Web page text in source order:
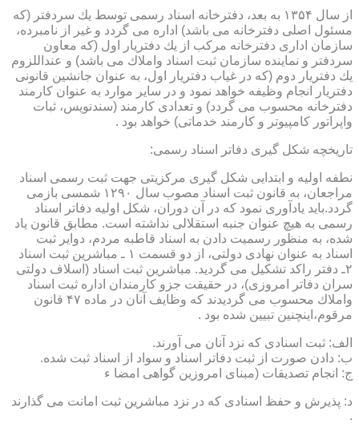
از سال ۱۳۵۴ به بعد، دفترخانه اسناد رسمی توسط یك سردفتر (كه
مسئول اصلی دفترخانه می باشد) اداره می گردد و غیر از نامبرده،
سازمان اداری دفترخانه مركب از یك دفتریار اول (كه معاون
سردفتر و نماینده سازمان ثبت اسناد واملاك می باشد) و عنداللزوم
یك دفتریار دوم (كه در غیاب دفتریار اول، به عنوان جانشین قانونی
دفتریار انجام وظیفه خواهد نمود و در سایر موارد به عنوان كارمند
دفترخانه محسوب می گردد) و تعدادی كارمند (سندنویس، ثبات
واپراتور كامپیوتر و كارمند خدماتی) خواهد بود .
تاریخچه شكل گیری دفاتر اسناد رسمی:
نطفه اولیه و ابتدایی شكل گیری مركزیتی جهت ثبت رسمی اسناد
مراجعان، به قانون ثبت اسناد مصوب سال ۱۲۹۰ شمسی بازمی
گردد.باید یادآوری نمود كه در آن دوران، شكل اولیه دفاتر اسناد
رسمی به هیچ عنوان جنبه استقلالی نداشته است. مطابق قانون یاد
شده، به منظور رسمیت دادن به اسناد قاطبه مردم، دوایر ثبت
اسناد به عنوان نهادی دولتی، از دو قسمت ۱ ـ مباشرین ثبت اسناد
۲ـ دفتر راكد تشكیل می گردید. مباشرین ثبت اسناد (اسلاف دولتی
سران دفاتر امروزی)، در حقیقت جزو كارمندان اداره ثبت اسناد
واملاك محسوب می گردیدند كه وظایف آنان در ماده ۴۷ قانون
مرقوم،اینچنین تبیین شده بود .
الف: ثبت اسنادی كه نزد آنان می آورند.
ب: دادن صورت از ثبت دفاتر اسناد و سواد از اسناد ثبت شده.
ج: انجام تصدیقات (مبنای امروزین گواهی امضا ء
د: پذیرش و حفظ اسنادی كه در نزد مباشرین ثبت امانت می گذارند
.